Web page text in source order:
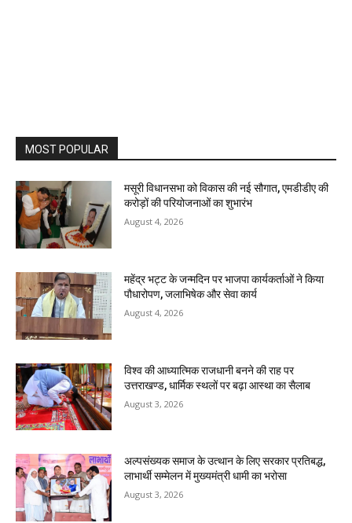
MOST POPULAR
मसूरी विधानसभा को विकास की नई सौगात, एमडीडीए की
करोड़ों की परियोजनाओं का शुभारंभ
August 4, 2026
महेंद्र भट्ट के जन्मदिन पर भाजपा कार्यकर्ताओं ने किया
पौधारोपण, जलाभिषेक और सेवा कार्य
August 4, 2026
विश्व की आध्यात्मिक राजधानी बनने की राह पर
उत्तराखण्ड, धार्मिक स्थलों पर बढ़ा आस्था का सैलाब
August 3, 2026
अल्पसंख्यक समाज के उत्थान के लिए सरकार प्रतिबद्ध,
लाभार्थी सम्मेलन में मुख्यमंत्री धामी का भरोसा
August 3, 2026